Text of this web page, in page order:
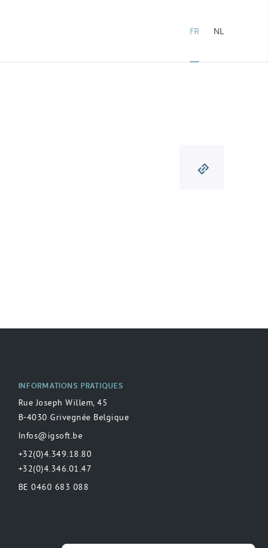
FR NL
INFORMATIONS PRATIQUES
Rue Joseph Willem, 45
B-4030 Grivegnée Belgique
Infos@igsoft.be
+32(0)4.349.18.80
+32(0)4.346.01.47
BE 0460 683 088